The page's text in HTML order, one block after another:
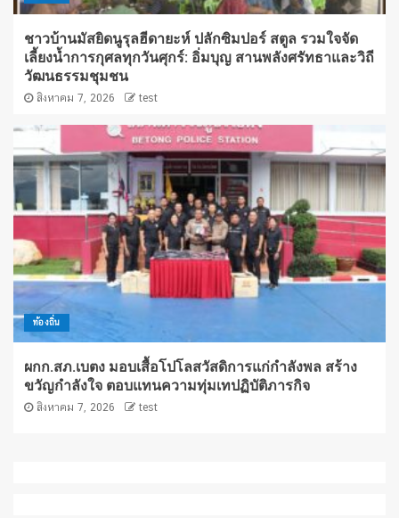
ชาวบ้านมัสยิดนูรุลฮีดายะห์ ปลักซิมปอร์ สตูล รวมใจจัด
เลี้ยงน้ำการกุศลทุกวันศุกร์: อิ่มบุญ สานพลังศรัทธาและวิถี
วัฒนธรรมชุมชน
สิงหาคม 7, 2026 test
ท้องถิ่น
ผกก.สภ.เบตง มอบเสื้อโปโลสวัสดิการแก่กำลังพล สร้าง
ขวัญกำลังใจ ตอบแทนความทุ่มเทปฏิบัติภารกิจ
สิงหาคม 7, 2026 test